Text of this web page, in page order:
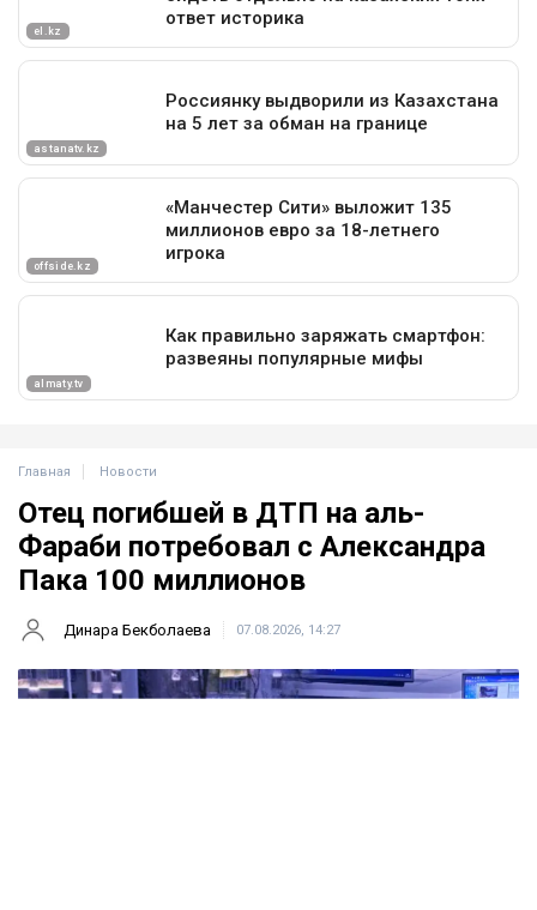
Главная Новости
Отец погибшей в ДТП на аль-
Фараби потребовал с Александра
Пака 100 миллионов
Динара Бекболаева 07.08.2026, 14:27